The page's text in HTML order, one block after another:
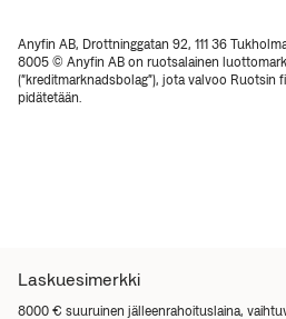
Anyfin AB, Drottninggatan 92, 111 36
8005 © Anyfin AB on ruotsalainen
(“kreditmarknadsbolag”), jota valvoo Ruotsin
pidätetään.
Laskuesimerkki
8000 € suuruinen jälleenrahoituslaina,